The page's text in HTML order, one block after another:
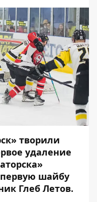
творили
удаление
шайбу
Глеб Летов.